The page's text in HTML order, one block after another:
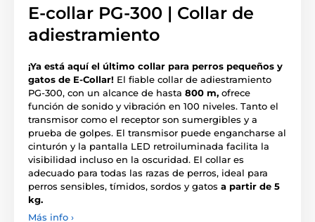
E-collar PG-300 | Collar de
adiestramiento
¡Ya está aquí el último collar para perros pequeños y
gatos de E-Collar! El fiable collar de adiestramiento
PG-300, con un alcance de hasta 800 m, ofrece
función de sonido y vibración en 100 niveles. Tanto el
transmisor como el receptor son sumergibles y a
prueba de golpes. El transmisor puede engancharse al
cinturón y la pantalla LED retroiluminada facilita la
visibilidad incluso en la oscuridad. El collar es
adecuado para todas las razas de perros, ideal para
perros sensibles, tímidos, sordos y gatos a partir de 5
kg.
Más info ›